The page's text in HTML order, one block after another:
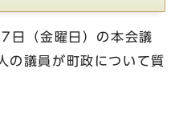
日（金曜日）の本会議
の議員が町政について質